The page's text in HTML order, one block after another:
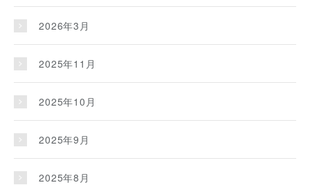
2026年3月
2025年11月
2025年10月
2025年9月
2025年8月